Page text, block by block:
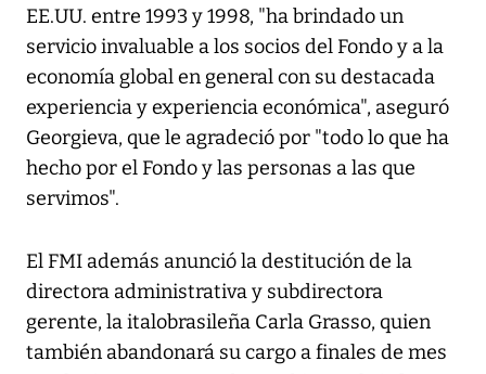
EE.UU. entre 1993 y 1998, "ha brindado un
servicio invaluable a los socios del Fondo y a la
economía global en general con su destacada
experiencia y experiencia económica", aseguró
Georgieva, que le agradeció por "todo lo que ha
hecho por el Fondo y las personas a las que
servimos".
El FMI además anunció la destitución de la
directora administrativa y subdirectora
gerente, la italobrasileña Carla Grasso, quien
también abandonará su cargo a finales de mes